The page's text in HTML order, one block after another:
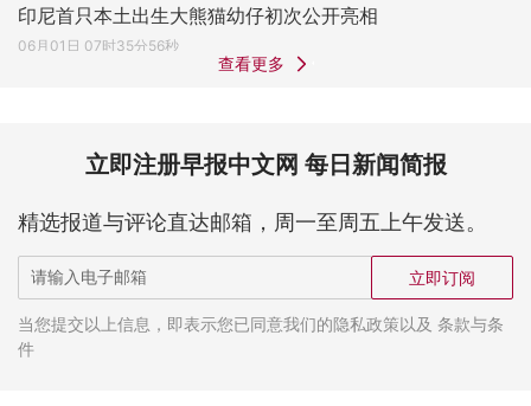
印尼首只本土出生大熊猫幼仔初次公开亮相
06月01日 07时35分56秒
查看更多
立即注册早报中文网 每日新闻简报
精选报道与评论直达邮箱，周一至周五上午发送。
立即订阅
当您提交以上信息，即表示您已同意我们的隐私政策以及 条款与条
件